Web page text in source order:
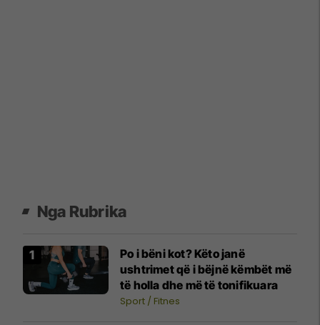
Nga Rubrika
Po i bëni kot? Këto janë
ushtrimet që i bëjnë këmbët më
të holla dhe më të tonifikuara
Sport / Fitnes